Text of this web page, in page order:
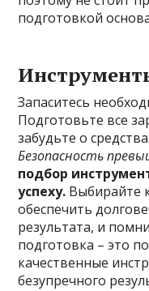
подготовкой
Запаситесь
Подготовьте все
забудьте о
Безопасность
подбор
успеху. Выбирайте
обеспечить
результата, и
подготовка – это
качественные
безупречного